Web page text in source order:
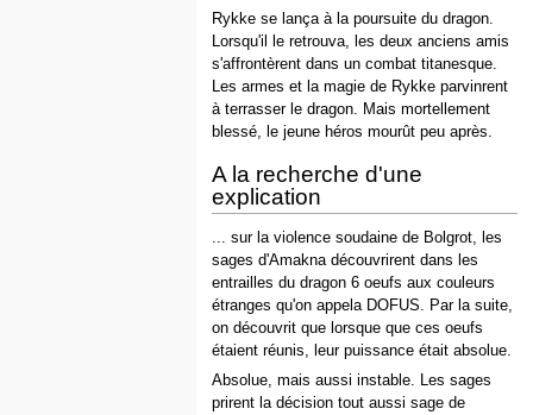
Rykke se lança à la poursuite du dragon.
Lorsqu'il le retrouva, les deux anciens amis
s'affrontèrent dans un combat titanesque.
Les armes et la magie de Rykke parvinrent
à terrasser le dragon. Mais mortellement
blessé, le jeune héros mourût peu après.
A la recherche d'une
explication
... sur la violence soudaine de Bolgrot, les
sages d'Amakna découvrirent dans les
entrailles du dragon 6 oeufs aux couleurs
étranges qu'on appela DOFUS. Par la suite,
on découvrit que lorsque que ces oeufs
étaient réunis, leur puissance était absolue.
Absolue, mais aussi instable. Les sages
prirent la décision tout aussi sage de